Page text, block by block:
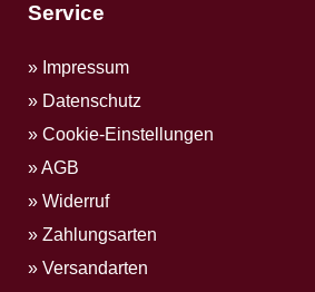
Service
Impressum
Datenschutz
Cookie-Einstellungen
AGB
Widerruf
Zahlungsarten
Versandarten